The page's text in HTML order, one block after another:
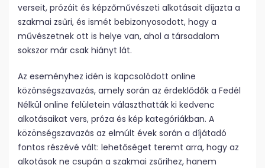
verseit, prózáit és képzőművészeti alkotásait díjazta a
szakmai zsűri, és ismét bebizonyosodott, hogy a
művészetnek ott is helye van, ahol a társadalom
sokszor már csak hiányt lát.
Az eseményhez idén is kapcsolódott online
közönségszavazás, amely során az érdeklődők a Fedél
Nélkül online felületein választhatták ki kedvenc
alkotásaikat vers, próza és kép kategóriákban. A
közönségszavazás az elmúlt évek során a díjátadó
fontos részévé vált: lehetőséget teremt arra, hogy az
alkotások ne csupán a szakmai zsűrihez, hanem